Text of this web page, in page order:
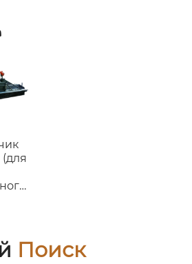
Поиск